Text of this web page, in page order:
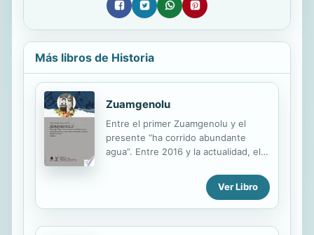
Más libros de Historia
Zuamgenolu
Entre el primer Zuamgenolu y el
presente “ha corrido abundante
agua”. Entre 2016 y la actualidad, el
mediáticos vejámenes por parte del
Estado chileno y la sociedad
dominante. Con la publicación de
Ver Libro